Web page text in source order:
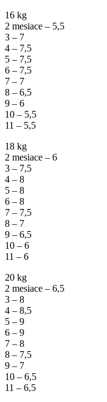
16 kg
2 mesiace – 5,5
3 – 7
4 – 7,5
5 – 7,5
6 – 7,5
7 – 7
8 – 6,5
9 – 6
10 – 5,5
11 – 5,5
18 kg
2 mesiace – 6
3 – 7,5
4 – 8
5 – 8
6 – 8
7 – 7,5
8 – 7
9 – 6,5
10 – 6
11 – 6
20 kg
2 mesiace – 6,5
3 – 8
4 – 8,5
5 – 9
6 – 9
7 – 8
8 – 7,5
9 – 7
10 – 6,5
11 – 6,5